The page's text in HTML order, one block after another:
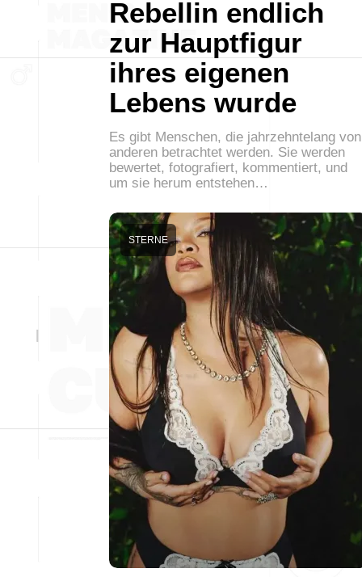
Rebellin endlich
zur Hauptfigur
ihres eigenen
Lebens wurde
Es gibt Menschen, die jahrzehntelang von
anderen betrachtet werden. Sie werden
bewertet, fotografiert, kommentiert, und
um sie herum entstehen…
STERNE